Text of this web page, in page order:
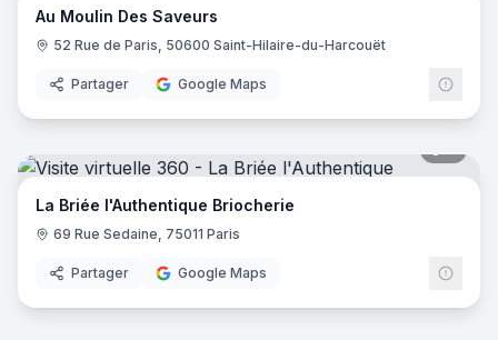
Au Moulin Des Saveurs
52 Rue de Paris, 50600 Saint-Hilaire-du-Harcouët
Partager Google Maps
La Briée l'Authentique Briocherie
69 Rue Sedaine, 75011 Paris
Partager Google Maps